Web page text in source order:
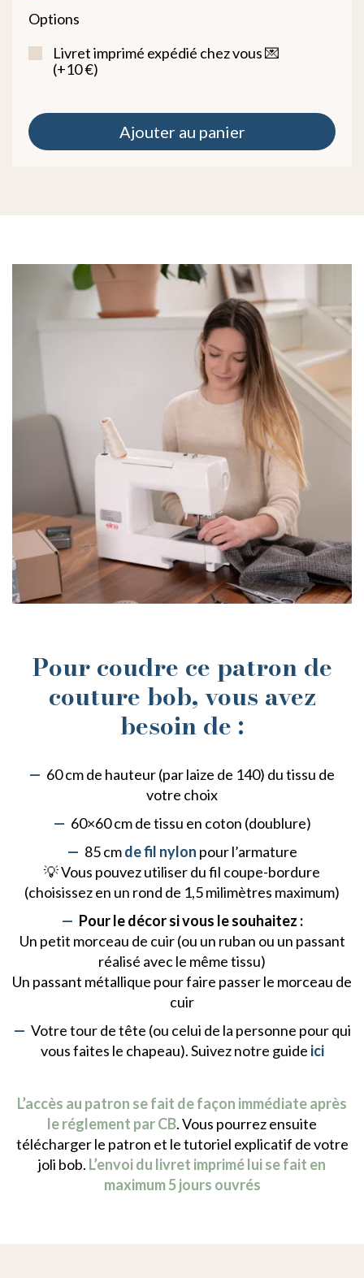
Options
Livret imprimé expédié chez vous 💌
(+10 €)
Ajouter au panier
Pour coudre ce patron de
couture bob, vous avez
besoin de :
60 cm de hauteur (par laize de 140) du tissu de
votre choix
60×60 cm de tissu en coton (doublure)
85 cmde fil nylon pour l’armature
💡 Vous pouvez utiliser du fil coupe-bordure
(choisissez en un rond de 1,5 milimètres maximum)
Pour le décor si vous le souhaitez :
Un petit morceau de cuir (ou un ruban ou un passant
réalisé avec le même tissu)
Un passant métallique pour faire passer le morceau de
cuir
Votre tour de tête (ou celui de la personne pour qui
vous faites le chapeau). Suivez notre guide ici
L’accès au patron se fait de façon immédiate après
le réglement par CB. Vous pourrez ensuite
télécharger le patron et le tutoriel explicatif de votre
joli bob. L’envoi du livret imprimé lui se fait en
maximum 5 jours ouvrés